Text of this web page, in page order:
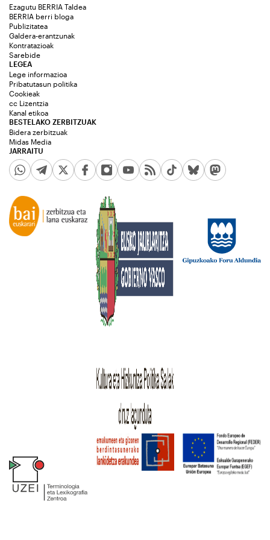
Ezagutu BERRIA Taldea
BERRIA berri bloga
Publizitatea
Galdera-erantzunak
Kontratazioak
Sarebide
JARRAITU
LEGEA
Lege informazioa
Pribatutasun politika
Cookieak
cc Lizentzia
Kanal etikoa
BESTELAKO ZERBITZUAK
Bidera zerbitzuak
Midas Media